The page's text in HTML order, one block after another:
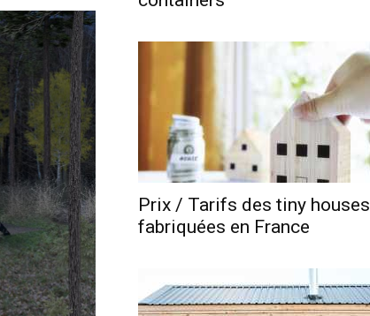
Prix / Tarifs des tiny houses
fabriquées en France